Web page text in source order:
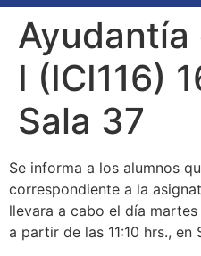
Ayudantía
I (ICI116)
Sala 37
Se informa a los alumnos
correspondiente a la
llevara a cabo el día
a partir de las 11:10 hrs., en